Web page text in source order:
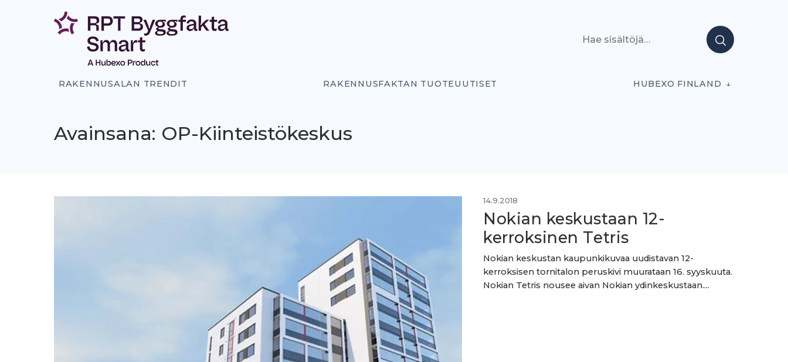
RAKENNUSALAN TRENDIT RAKENNUSFAKTAN TUOTEUUTISET HUBEXO FINLAND
Avainsana: OP-Kiinteistökeskus
14.9.2018
Nokian keskustaan 12-
kerroksinen Tetris
Nokian keskustan kaupunkikuvaa uudistavan 12-
kerroksisen tornitalon peruskivi muurataan 16. syyskuuta.
Nokian Tetris nousee aivan Nokian ydinkeskustaan....